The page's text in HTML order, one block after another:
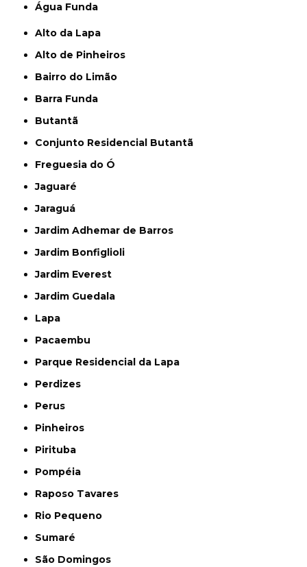
Água Funda
Alto da Lapa
Alto de Pinheiros
Bairro do Limão
Barra Funda
Butantã
Conjunto Residencial Butantã
Freguesia do Ó
Jaguaré
Jaraguá
Jardim Adhemar de Barros
Jardim Bonfiglioli
Jardim Everest
Jardim Guedala
Lapa
Pacaembu
Parque Residencial da Lapa
Perdizes
Perus
Pinheiros
Pirituba
Pompéia
Raposo Tavares
Rio Pequeno
Sumaré
São Domingos